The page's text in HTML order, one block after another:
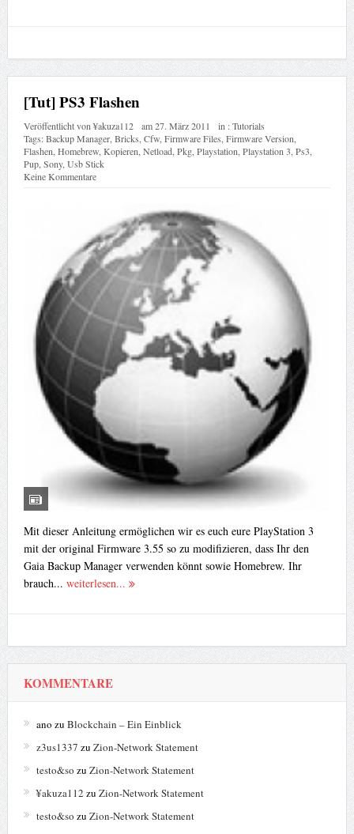
[Tut] PS3 Flashen
Veröffentlicht von¥akuza112 am27. März 2011 in :Tutorials
Tags:Backup Manager, Bricks Cfw, Firmware Files Firmware Version
Flashen Homebrew, Kopieren Netload, Pkg, Playstation Playstation 3 Ps3
Pup, Sony, Usb Stick
Keine Kommentare
Mit dieser Anleitung ermöglichen wir es euch eure PlayStation 3
mit der original Firmware 3.55 so zu modifizieren, dass Ihr den
Gaia Backup Manager verwenden könnt sowie Homebrew. Ihr
brauch... weiterlesen...
KOMMENTARE
ano zu Blockchain – Ein Einblick
z3us1337 zu Zion-Network Statement
testo&so zu Zion-Network Statement
¥akuza112 zu Zion-Network Statement
testo&so zu Zion-Network Statement